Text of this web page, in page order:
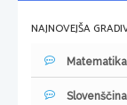
NAJNOVEJŠA
Matematika
Slovenščina